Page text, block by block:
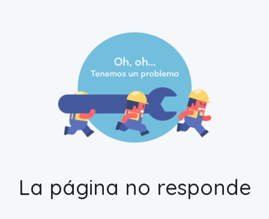
La página no responde